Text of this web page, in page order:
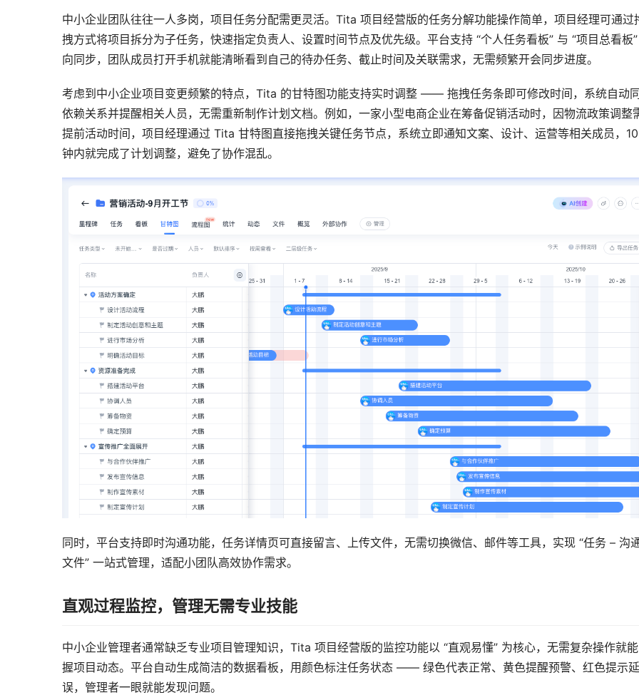
中小企业团队往往一人多岗，项目任务分配需更灵活。Tita 项目经营版的任务分解功能操作简单，项目经理可通过
拽方式将项目拆分为子任务，快速指定负责人、设置时间节点及优先级。平台支持 “个人任务看板” 与 “项目总看板
向同步，团队成员打开手机就能清晰看到自己的待办任务、截止时间及关联需求，无需频繁开会同步进度。
考虑到中小企业项目变更频繁的特点，Tita 的甘特图功能支持实时调整 —— 拖拽任务条即可修改时间，系统自动
依赖关系并提醒相关人员，无需重新制作计划文档。例如，一家小型电商企业在筹备促销活动时，因物流政策调整
提前活动时间，项目经理通过 Tita 甘特图直接拖拽关键任务节点，系统立即通知文案、设计、运营等相关成员，
钟内就完成了计划调整，避免了协作混乱。
同时，平台支持即时沟通功能，任务详情页可直接留言、上传文件，无需切换微信、邮件等工具，实现 “任务 – 沟
文件” 一站式管理，适配小团队高效协作需求。
直观过程监控，管理无需专业技能
中小企业管理者通常缺乏专业项目管理知识，Tita 项目经营版的监控功能以 “直观易懂” 为核心，无需复杂操作就
握项目动态。平台自动生成简洁的数据看板，用颜色标注任务状态 —— 绿色代表正常、黄色提醒预警、红色提示延
误，管理者一眼就能发现问题。